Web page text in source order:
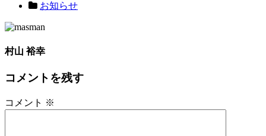
お知らせ
村山 裕幸
コメントを残す
コメント ※